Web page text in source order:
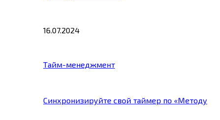
16.07.2024
Тайм-менеджмент
Синхронизируйте свой таймер по «Методу